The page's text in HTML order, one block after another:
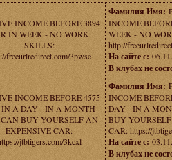
INCOME BEFORE 3894
IN WEEK - NO WORK
SKILLS:
freeurlredirect.com/3pwse
Фамилия Имя:
INCOME
WEEK - NO
http://
На сайте с:
В клубах не
INCOME BEFORE 4575
IN A DAY - IN A MONTH
BUY YOURSELF AN
EXPENSIVE CAR:
jtbtigers.com/3kcxl
Фамилия Имя:
INCOME
DAY - IN A
BUY
CAR: https://
На сайте с:
В клубах не